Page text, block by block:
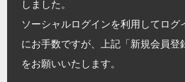
しました。
ソーシャルログインを利用してロ
にお手数ですが、上記「新規会員登
をお願いいたします。